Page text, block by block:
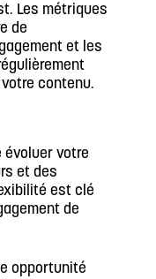
Les métriques
de
et les
contenu.
évoluer votre
et des
est clé
de
opportunité